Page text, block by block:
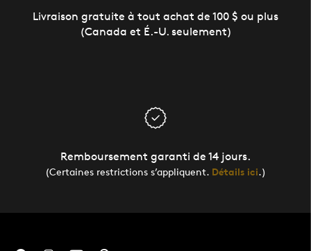
Livraison gratuite à tout achat de 100 $ ou plus
(Canada et É.-U. seulement)
Remboursement garanti de 14 jours.
(Certaines restrictions s’appliquent. Détails ici.)